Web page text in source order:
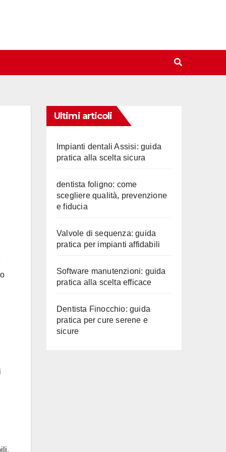
Ultimi articoli
Impianti dentali Assisi: guida
pratica alla scelta sicura
dentista foligno: come
scegliere qualità, prevenzione
e fiducia
Valvole di sequenza: guida
pratica per impianti affidabili
Software manutenzioni: guida
pratica alla scelta efficace
Dentista Finocchio: guida
pratica per cure serene e
sicure